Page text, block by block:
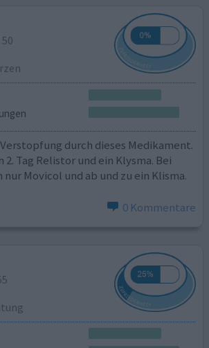
durch dieses Medikament.
Tag Relistor und ein Klysma. Bei
nur Movicol und ab und zu ein Klisma.
0 Kommentare